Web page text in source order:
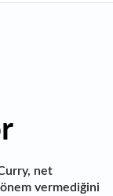
net
vermediğini